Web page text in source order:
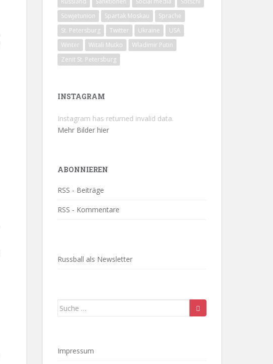
Sowjetunion
Spartak Moskau
Sprache
St. Petersburg
Twitter Ukraine
USA
Winter
Witali Mutko
Wladimir Putin
Zenit St. Petersburg
INSTAGRAM
Instagram has returned invalid data.
Mehr Bilder hier
ABONNIEREN
RSS - Beiträge
RSS - Kommentare
Russball als Newsletter
Suche
Impressum